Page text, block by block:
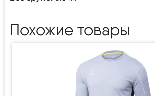
Похожие товары